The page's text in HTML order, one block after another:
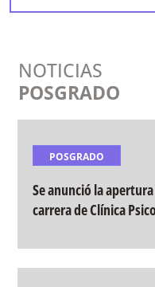
EQUIPO DOCENTE:
Docentes de distintas
· Psicología ·
NOTICIAS
POSGRADO
POSGRADO
Se anunció la
carrera de Clínica